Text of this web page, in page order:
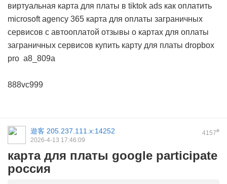
виртуальная карта для платы в tiktok ads как оплатить
microsoft agency 365 карта для оплаты заграничных
сервисов с автооплатой отзывы о картах для оплаты
заграничных сервисов купить карту для платы dropbox
pro a8_809a
888vc999
4157#
遊客 205.237.111.x:14252
2026-4-13 17:46:09
карта для платы google participate
россия